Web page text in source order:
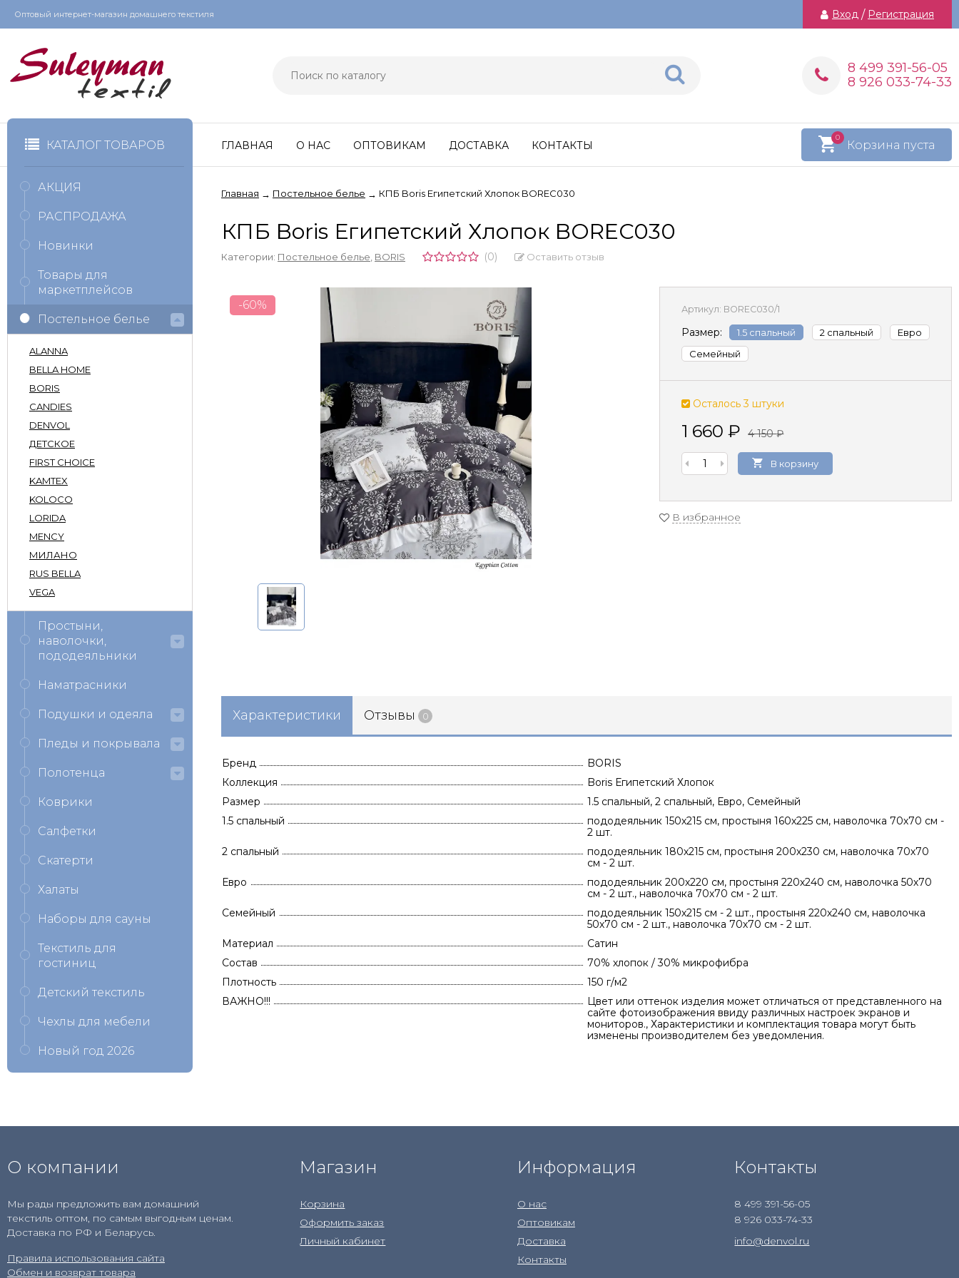
Оптовый интернет-магазин домашнего текстиля Вход / Регистрация
8 499 391-56-05
8 926 033-74-33
КАТАЛОГ ТОВАРОВ Корзина пуста
0
ГЛАВНАЯ О НАС ОПТОВИКАМ ДОСТАВКА КОНТАКТЫ
Главная → Постельное белье → КПБ Boris Египетский Хлопок BOREC030
КПБ Boris Египетский Хлопок BOREC030
Категории: Постельное белье BORIS (0) Оставить отзыв
-60% Артикул: BOREC030/1
Размер: 1.5 спальный 2 спальный
Евро
Семейный
Осталось 3 штуки
1 660₽ 4 150₽
В корзину
В избранное
Характеристики Отзывы 0
Бренд
BORIS
Коллекция
Boris Египетский Хлопок
Размер
1.5 спальный, 2 спальный, Евро, Семейный
1.5 спальный
пододеяльник 150х215 см, простыня 160х225 см, наволочка 70х70 см -
2 шт.
2 спальный
пододеяльник 180х215 см, простыня 200х230 см, наволочка 70х70
см - 2 шт.
Евро
пододеяльник 200х220 см, простыня 220х240 см, наволочка 50х70
см - 2 шт., наволочка 70х70 см - 2 шт.
Семейный
пододеяльник 150х215 см - 2 шт., простыня 220х240 см, наволочка
50х70 см - 2 шт., наволочка 70х70 см - 2 шт.
Материал
Сатин
Состав
70% хлопок / 30% микрофибра
Плотность
150 г/м2
ВАЖНО!!!
Цвет или оттенок изделия может отличаться от представленного на
сайте фотоизображения ввиду различных настроек экранов и
мониторов., Характеристики и комплектация товара могут быть
изменены производителем без уведомления.
АКЦИЯ
РАСПРОДАЖА
Новинки
Товары для
маркетплейсов
Постельное белье
ALANNA
BELLA HOME
BORIS
CANDIES
DENVOL
ДЕТСКОЕ
FIRST CHOICE
KAMTEX
KOLOCO
LORIDA
MENCY
МИЛАНО
RUS BELLA
VEGA
Простыни,
наволочки,
пододеяльники
Наматрасники
Подушки и одеяла
Пледы и покрывала
Полотенца
Коврики
Салфетки
Скатерти
Халаты
Наборы для сауны
Текстиль для
гостиниц
Детский текстиль
Чехлы для мебели
Новый год 2026
О компании
Мы рады предложить вам домашний
текстиль оптом, по самым выгодным ценам.
Доставка по РФ и Беларусь.
Правила использования сайта
Обмен и возврат товара
Магазин
Корзина
Оформить заказ
Личный кабинет
Информация
О нас
Оптовикам
Доставка
Контакты
Контакты
8 499 391-56-05
8 926 033-74-33
info@denvol.ru